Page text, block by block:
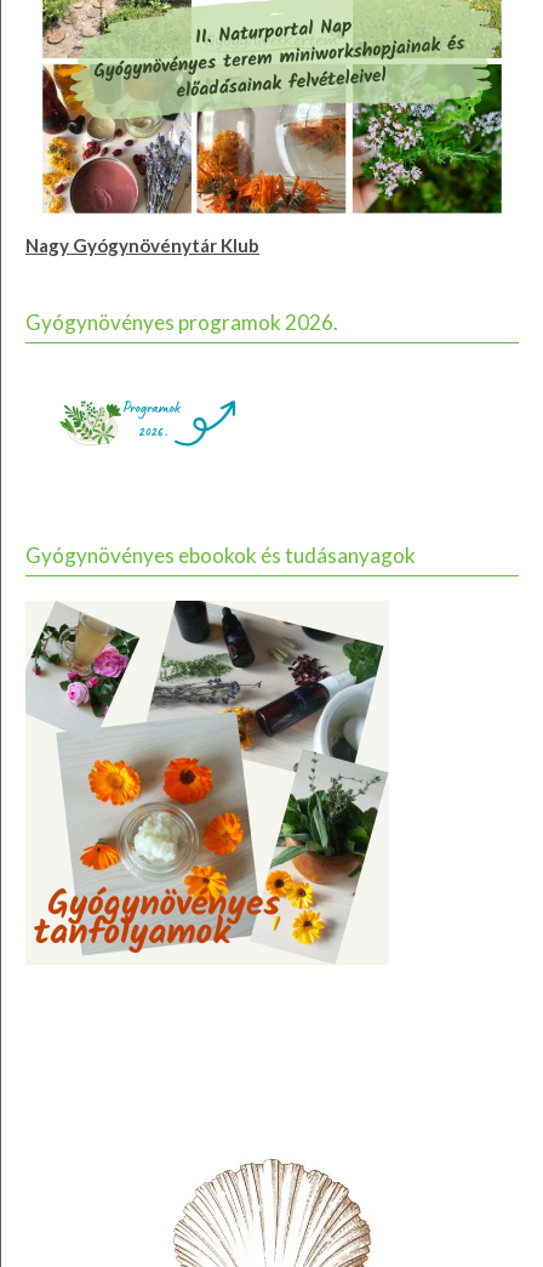
Nagy Gyógynövénytár Klub
Gyógynövényes programok 2026.
Gyógynövényes ebookok és tudásanyagok